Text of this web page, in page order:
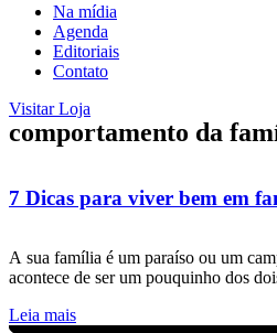
Na mídia
Agenda
Editoriais
Contato
Visitar Loja
comportamento da
7 Dicas para viver bem em
A sua família é um paraíso ou um
acontece de ser um pouquinho dos
Leia mais